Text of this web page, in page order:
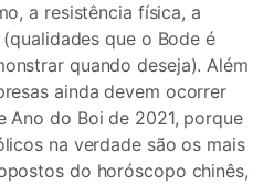
a resistência física, a
que o Bode é
quando deseja). Além
ainda devem ocorrer
Ano do Boi de 2021, porque
na verdade são os mais
do horóscopo chinês,